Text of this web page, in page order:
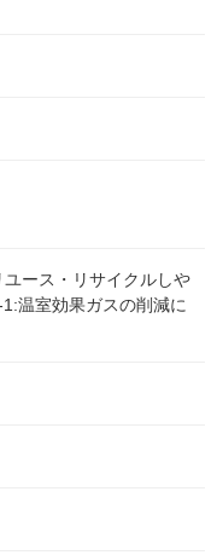
ユース・リサイクルしや
温室効果ガスの削減に